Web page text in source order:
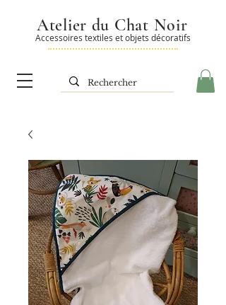
Accessoires textiles et objets décoratifs
Atelier du Chat Noir